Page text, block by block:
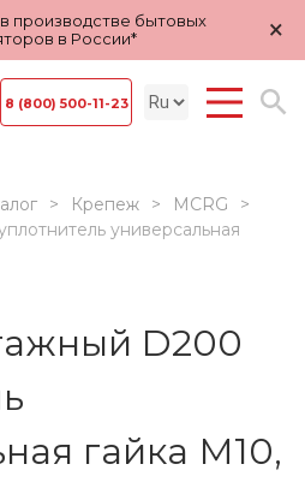
производстве бытовых
в России*
×
8 (800) 500-11-23
Крепеж
MCRG
универсальная
D200
гайка М10,